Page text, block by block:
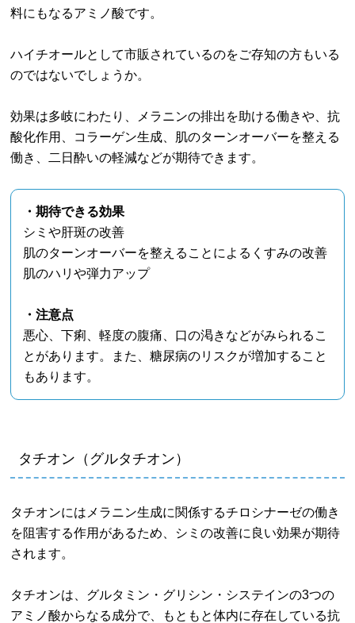
料にもなるアミノ酸です。
ハイチオールとして市販されているのをご存知の方もいる
のではないでしょうか。
効果は多岐にわたり、メラニンの排出を助ける働きや、抗
酸化作用、コラーゲン生成、肌のターンオーバーを整える
働き、二日酔いの軽減などが期待できます。
・期待できる効果
シミや肝斑の改善
肌のターンオーバーを整えることによるくすみの改善
肌のハリや弾力アップ
・注意点
悪心、下痢、軽度の腹痛、口の渇きなどがみられるこ
とがあります。また、糖尿病のリスクが増加すること
もあります。
タチオン（グルタチオン）
タチオンにはメラニン生成に関係するチロシナーゼの働き
を阻害する作用があるため、シミの改善に良い効果が期待
されます。
タチオンは、グルタミン・グリシン・システインの3つの
アミノ酸からなる成分で、もともと体内に存在している抗